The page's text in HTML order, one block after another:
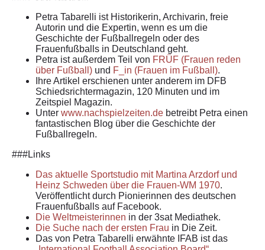
Petra Tabarelli ist Historikerin, Archivarin, freie
Autorin und die Expertin, wenn es um die
Geschichte der Fußballregeln oder des
Frauenfußballs in Deutschland geht.
Petra ist außerdem Teil von FRÜF (Frauen reden
über Fußball) und F_in (Frauen im Fußball).
Ihre Artikel erschienen unter anderem im DFB
Schiedsrichtermagazin, 120 Minuten und im
Zeitspiel Magazin.
Unter www.nachspielzeiten.de betreibt Petra einen
fantastischen Blog über die Geschichte der
Fußballregeln.
###Links
Das aktuelle Sportstudio mit Martina Arzdorf und
Heinz Schweden über die Frauen-WM 1970.
Veröffentlicht durch Pionierinnen des deutschen
Frauenfußballs auf Facebook.
Die Weltmeisterinnen in der 3sat Mediathek.
Die Suche nach der ersten Frau in Die Zeit.
Das von Petra Tabarelli erwähnte IFAB ist das